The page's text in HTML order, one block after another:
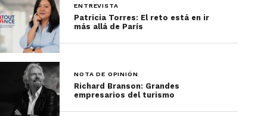
ENTREVISTA
Patricia Torres: El reto está en ir
más allá de París
NOTA DE OPINIÓN
Richard Branson: Grandes
empresarios del turismo